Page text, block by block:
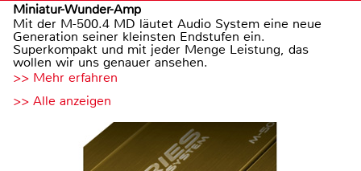
Miniatur-Wunder-Amp
Mit der M-500.4 MD läutet Audio System eine neue
Generation seiner kleinsten Endstufen ein.
Superkompakt und mit jeder Menge Leistung, das
wollen wir uns genauer ansehen.
>> Mehr erfahren
>> Alle anzeigen